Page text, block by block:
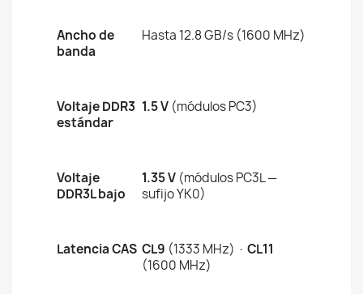
Ancho de
banda
Hasta 12.8 GB/s (1600 MHz)
Voltaje DDR3
estándar
1.5 V (módulos PC3)
Voltaje
DDR3L bajo
1.35 V (módulos PC3L —
sufijo YK0)
Latencia CAS CL9 (1333 MHz) · CL11
(1600 MHz)